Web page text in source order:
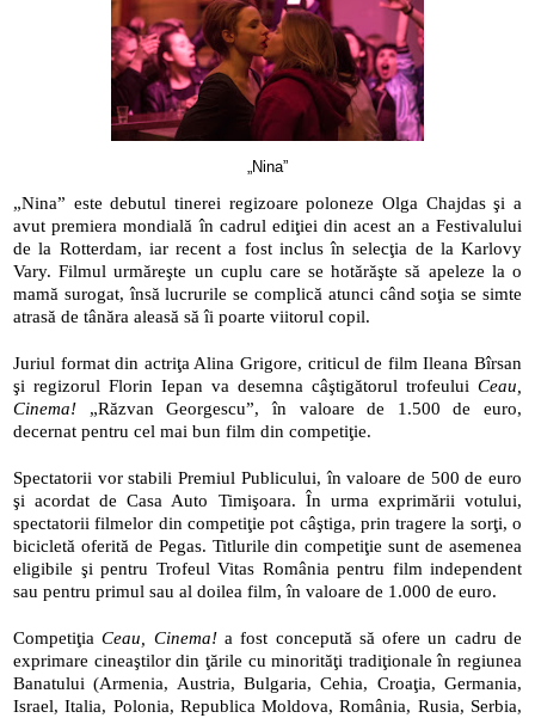
„Nina”
„Nina” este debutul tinerei regizoare poloneze Olga Chajdas şi a
avut premiera mondială în cadrul ediţiei din acest an a Festivalului
de la Rotterdam, iar recent a fost inclus în selecţia de la Karlovy
Vary. Filmul urmăreşte un cuplu care se hotărăşte să apeleze la o
mamă surogat, însă lucrurile se complică atunci când soţia se simte
atrasă de tânăra aleasă să îi poarte viitorul copil.
Juriul format din actriţa Alina Grigore, criticul de film Ileana Bîrsan
şi regizorul Florin Iepan va desemna câştigătorul trofeului Ceau,
Cinema! „Răzvan Georgescu”, în valoare de 1.500 de euro,
decernat pentru cel mai bun film din competiţie.
Spectatorii vor stabili Premiul Publicului, în valoare de 500 de euro
şi acordat de Casa Auto Timişoara. În urma exprimării votului,
spectatorii filmelor din competiţie pot câştiga, prin tragere la sorţi, o
bicicletă oferită de Pegas. Titlurile din competiţie sunt de asemenea
eligibile şi pentru Trofeul Vitas România pentru film independent
sau pentru primul sau al doilea film, în valoare de 1.000 de euro.
Competiţia Ceau, Cinema! a fost concepută să ofere un cadru de
exprimare cineaştilor din ţările cu minorităţi tradiţionale în regiunea
Banatului (Armenia, Austria, Bulgaria, Cehia, Croaţia, Germania,
Israel, Italia, Polonia, Republica Moldova, România, Rusia, Serbia,